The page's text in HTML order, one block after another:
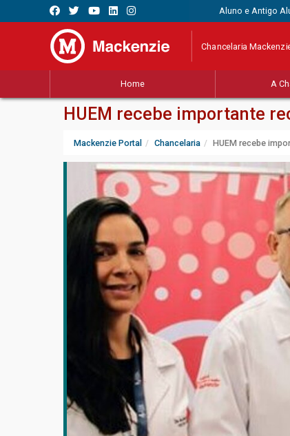
Aluno e Antigo
Chancelaria
Home A
HUEM recebe importante
Mackenzie Portal Chancelaria HUEM recebe